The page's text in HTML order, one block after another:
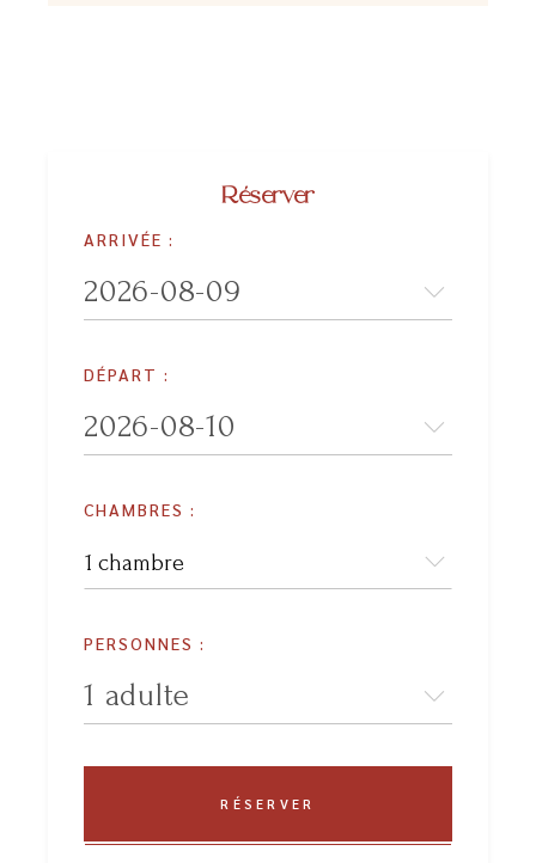
Réserver
ARRIVÉE :
DÉPART :
CHAMBRES :
1 chambre
PERSONNES :
RÉSERVER